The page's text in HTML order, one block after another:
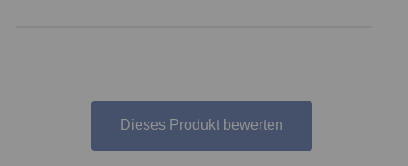
Dieses Produkt bewerten